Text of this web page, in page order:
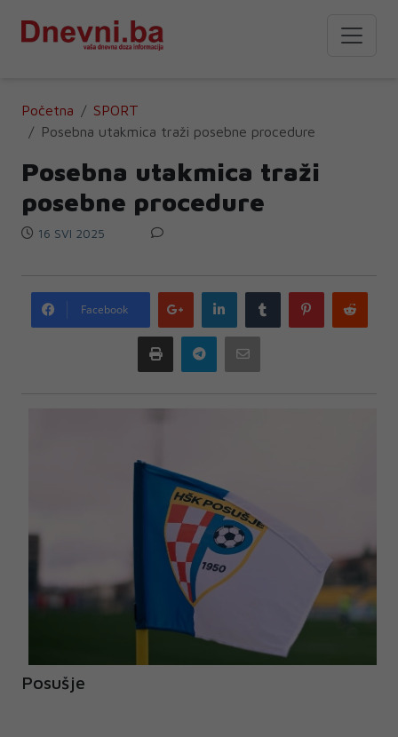
Početna
SPORT
Posebna utakmica traži posebne procedure
Posebna utakmica traži
posebne procedure
16 SVI 2025
Facebook
Google
plus
LinkedIn Tumblr Pinterest
Print Telegram
Posušje